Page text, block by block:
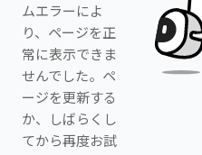
ムエラーによ
り、ページを正
常に表示できま
せんでした。ペ
ージを更新する
か、しばらくし
てから再度お試